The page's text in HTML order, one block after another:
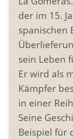
der im 15.
spanischen
sein Leben
Er wird als
Kämpfer
in einer
Seine
Beispiel für